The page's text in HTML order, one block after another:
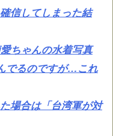
信してしまった結
ちゃんの水着写真
でるのですが…これ
場合は「台湾軍が対